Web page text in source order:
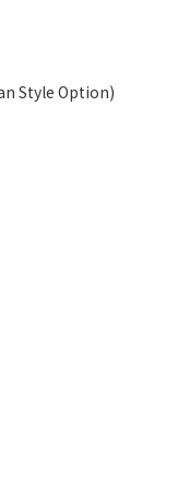
Style Option)